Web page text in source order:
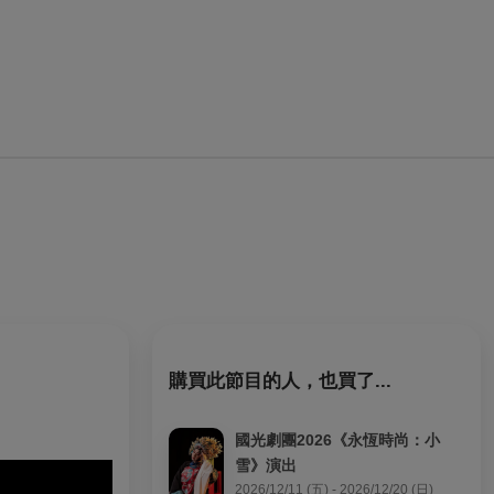
購買此節目的人，也買了...
國光劇團2026《永恆時尚：小
雪》演出
2026/12/11 (五) - 2026/12/20 (日)